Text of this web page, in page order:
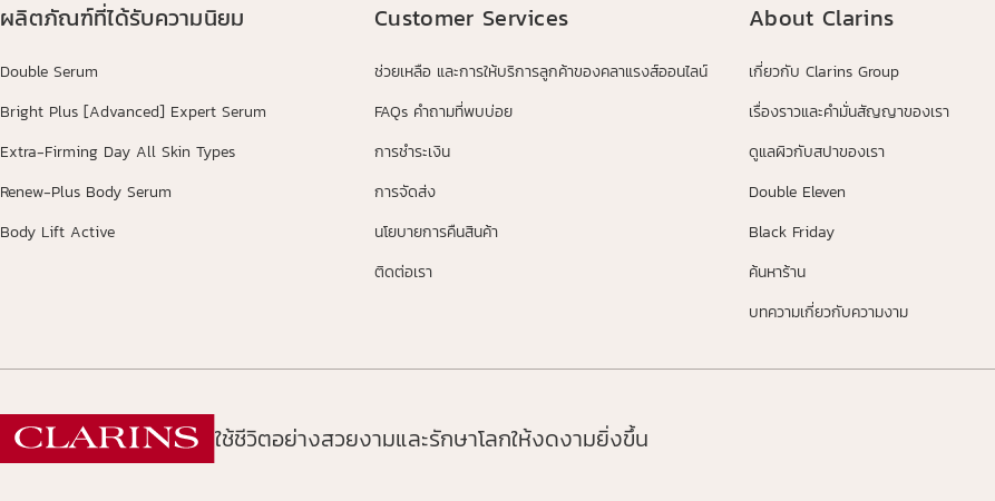
ผลิตภัณฑ์ที่ได้รับความนิยม
Double Serum
Bright Plus [Advanced] Expert Serum
Extra-Firming Day All Skin Types
Renew-Plus Body Serum
Body Lift Active
Customer Services
ช่วยเหลือ และการให้บริการลูกค้าของคลาแรงส์ออนไลน์
FAQs คำถามที่พบบ่อย
การชำระเงิน
การจัดส่ง
นโยบายการคืนสินค้า
ติดต่อเรา
About Clarins
เกี่ยวกับ Clarins Group
เรื่องราวและคำมั่นสัญญาของเรา
ดูแลผิวกับสปาของเรา
Double Eleven
Black Friday
ค้นหาร้าน
บทความเกี่ยวกับความงาม
ใช้ชีวิตอย่างสวยงามและรักษาโลกให้งดงามยิ่งขึ้น